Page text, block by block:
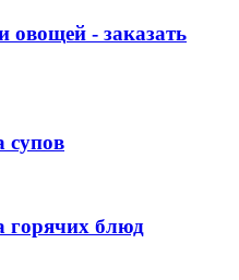
овощей - заказать
супов
горячих блюд